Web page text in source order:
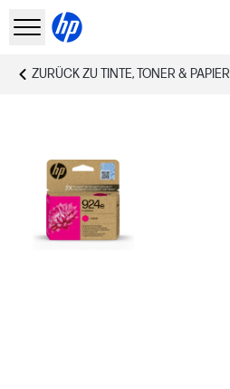
ZURÜCK ZU TINTE, TONER & PAPIER